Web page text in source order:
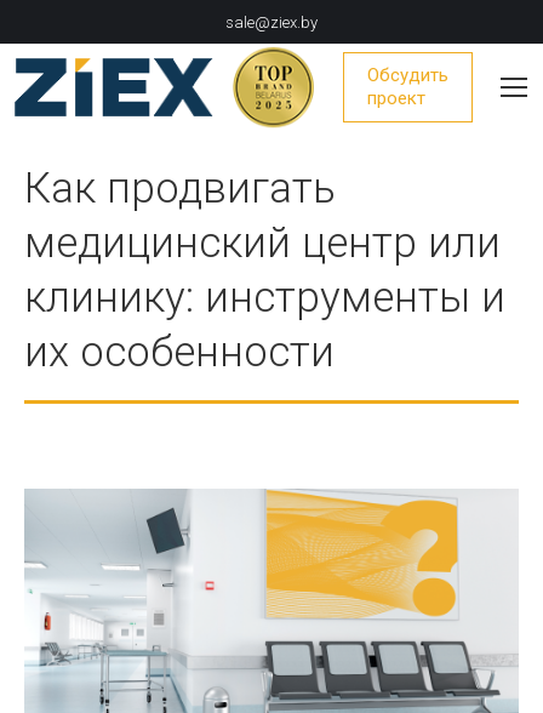
sale@ziex.by
Обсудить
проект
Как продвигать
медицинский центр или
клинику: инструменты и
их особенности